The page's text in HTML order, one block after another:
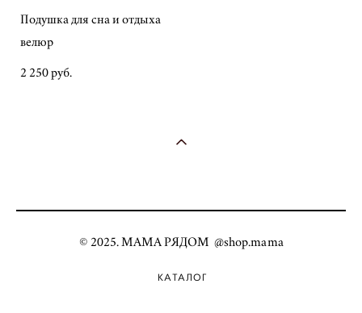
Подушка для сна и отдыха
велюр
2 250 pуб.
© 2025. МАМА РЯДОМ @shop.mama
КАТАЛОГ